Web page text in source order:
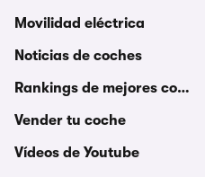
Movilidad eléctrica
Noticias de coches
Rankings de mejores
Vender tu coche
Vídeos de Youtube